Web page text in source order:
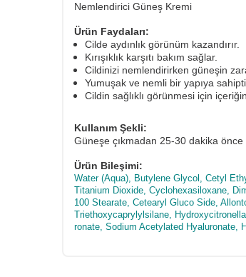
Nemlendirici Güneş Kremi
Ürün Faydaları:
Cilde aydınlık görünüm kazandırır.
Kırışıklık karşıtı bakım sağlar.
Cildinizi nemlendirirken güneşin
Yumuşak ve nemli bir yapıya
Cildin sağlıklı görünmesi için
Kullanım Şekli:
Güneşe çıkmadan 25-30 dakika
Ürün Bileşimi:
Water (Aqua), Butylene Glycol, Cetyl
Titanium Dioxide, Cyclohexasiloxane,
100 Stearate, Cetearyl Gluco Side,
Triethoxycaprylylsilane,
ronate, Sodium Acetylated Hyaluronate,